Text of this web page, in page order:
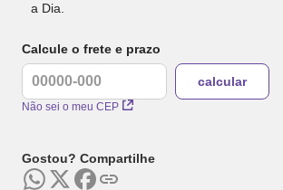
a Dia.
Calcule o frete e prazo
Não sei o meu CEP
Gostou? Compartilhe